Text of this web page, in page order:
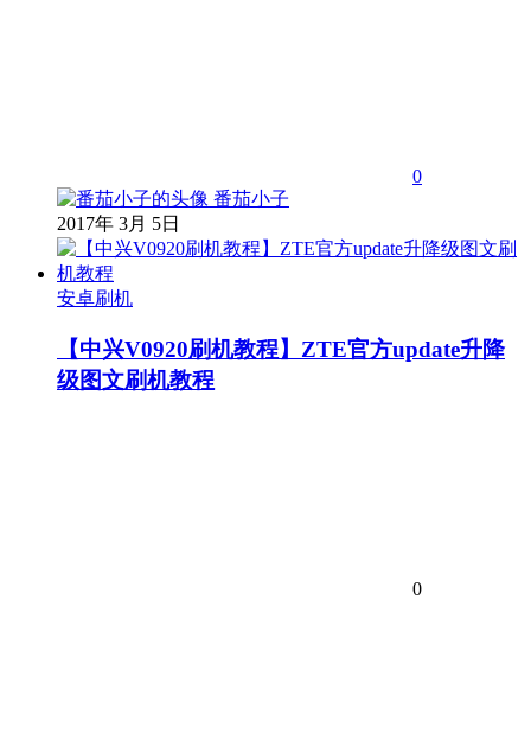
0
番茄小子
2017年 3月 5日
安卓刷机
【中兴V0920刷机教程】ZTE官方update升降
级图文刷机教程
0